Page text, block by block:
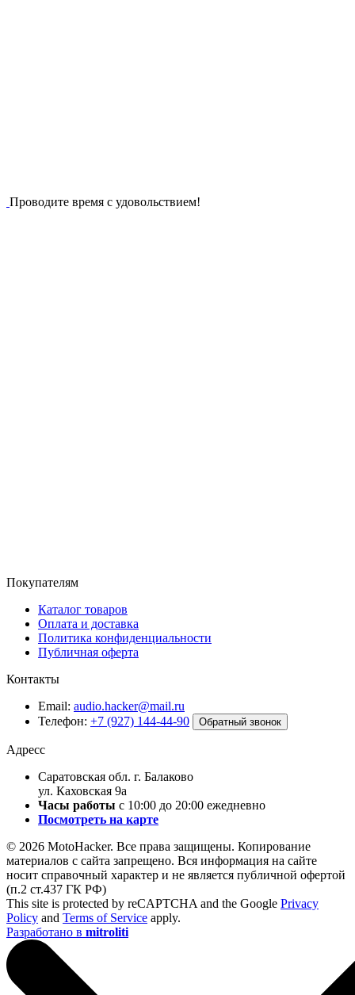
Проводите время с удовольствием!
Покупателям
Каталог товаров
Оплата и доставка
Политика конфиденциальности
Публичная оферта
Контакты
Email: audio.hacker@mail.ru
Телефон: +7 (927) 144-44-90 Обратный звонок
Адресс
Саратовская обл. г. Балаково
ул. Каховская 9а
Часы работы с 10:00 до 20:00 ежедневно
Посмотреть на карте
© 2026 MotoHacker. Все права защищены. Копирование
материалов с сайта запрещено. Вся информация на сайте
носит справочный характер и не является публичной офертой
(п.2 ст.437 ГК РФ)
This site is protected by reCAPTCHA and the Google Privacy
Policy and Terms of Service apply.
Разработано в mitroliti